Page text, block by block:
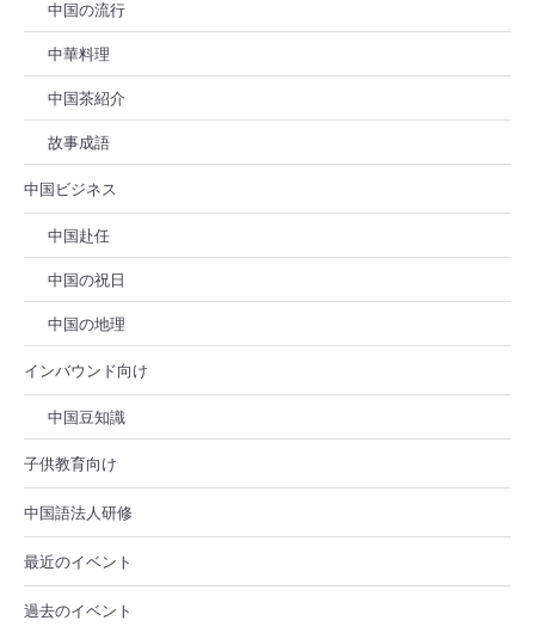
中国の流行
中華料理
中国茶紹介
故事成語
中国ビジネス
中国赴任
中国の祝日
中国の地理
インバウンド向け
中国豆知識
子供教育向け
中国語法人研修
最近のイベント
過去のイベント